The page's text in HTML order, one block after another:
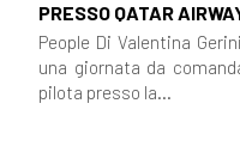
PRESSO QATAR
People Di Valentina
una giornata da
pilota presso la...